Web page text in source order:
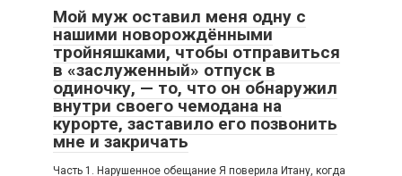
Мой муж оставил меня одну с
нашими новорождёнными
тройняшками, чтобы отправиться
в «заслуженный» отпуск в
одиночку, — то, что он обнаружил
внутри своего чемодана на
курорте, заставило его позвонить
мне и закричать
Часть 1. Нарушенное обещание Я поверила Итану, когда